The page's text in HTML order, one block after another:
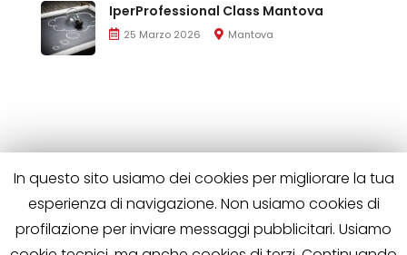
IperProfessional Class Mantova
25 Marzo 2026 Mantova
In questo sito usiamo dei cookies per migliorare la tua
esperienza di navigazione. Non usiamo cookies di
profilazione per inviare messaggi pubblicitari. Usiamo